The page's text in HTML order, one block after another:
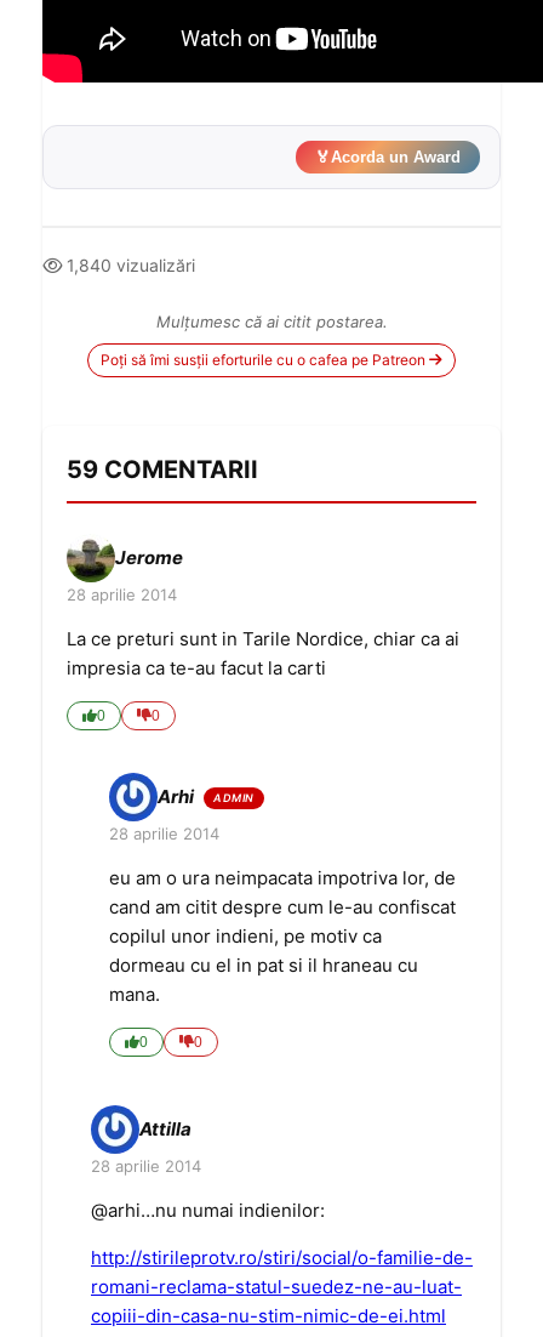
🏅Acorda un Award
1,840 vizualizări
Mulțumesc că ai citit postarea.
Poți să îmi susții eforturile cu o cafea pe Patreon
59 COMENTARII
Jerome
28 aprilie 2014
La ce preturi sunt in Tarile Nordice, chiar ca ai
impresia ca te-au facut la carti
0 0
Arhi
28 aprilie 2014
eu am o ura neimpacata impotriva lor, de
cand am citit despre cum le-au confiscat
copilul unor indieni, pe motiv ca
dormeau cu el in pat si il hraneau cu
mana.
0 0
Attilla
28 aprilie 2014
@arhi…nu numai indienilor:
http://stirileprotv.ro/stiri/social/o-familie-de-
romani-reclama-statul-suedez-ne-au-luat-
copiii-din-casa-nu-stim-nimic-de-ei.html